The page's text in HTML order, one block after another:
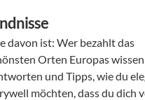
Orten Europas
und Tipps, wie du
möchten, dass du dich